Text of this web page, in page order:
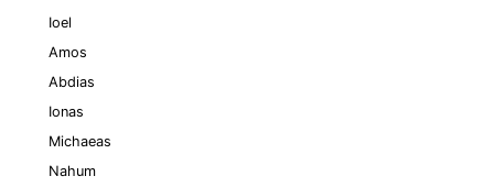
Ioel
Amos
Abdias
Ionas
Michaeas
Nahum